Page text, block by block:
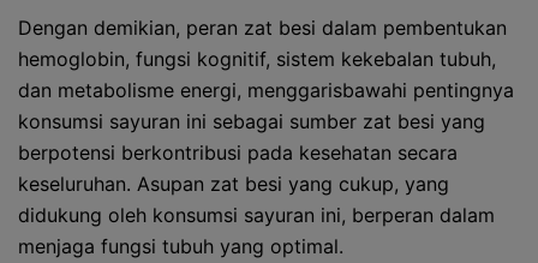
Dengan demikian, peran zat besi dalam pembentukan
hemoglobin, fungsi kognitif, sistem kekebalan tubuh,
dan metabolisme energi, menggarisbawahi pentingnya
konsumsi sayuran ini sebagai sumber zat besi yang
berpotensi berkontribusi pada kesehatan secara
keseluruhan. Asupan zat besi yang cukup, yang
didukung oleh konsumsi sayuran ini, berperan dalam
menjaga fungsi tubuh yang optimal.